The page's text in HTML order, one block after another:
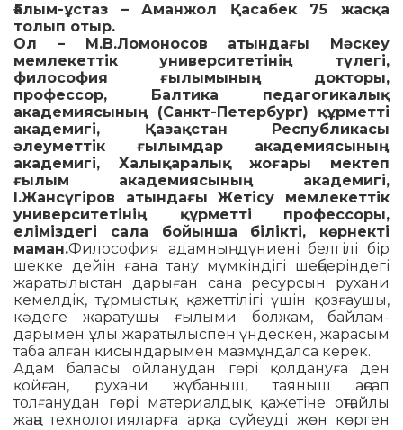
Ғалым-ұстаз – Аманжол Қасабек 75 жасқа
толып отыр.
Ол – М.В.Ломоносов атындағы Мәскеу
мемлекеттік университетінің түлегі,
философия ғылымының докторы,
профессор, Балтика педагогикалық
академиясының (Санкт-Петербург) құрметті
академигі, Қазақстан Республикасы
әлеуметтік ғылымдар академиясының
академигі, Халықаралық жоғары мектеп
ғылым академиясының академигі,
І.Жансүгіров атындағы Жетісу мемлекеттік
университетінің құрметті профессоры,
еліміздегі сала бойынша білікті, көрнекті
маман.Философия адамның дүниені бел­гілі бір
шекке дейін ғана тану мүм­­кіндігі шеңберіндегі
жара­ты­лыс­тан дарыған сана ресурсын ру­хани
кемелдік, тұрмыстық қа­жеттілігі үшін қозғаушы,
кәдеге жа­ратушы ғылыми болжам, бай­лам­
дарымен ұлы жаратылыспен үн­дескен, жарасым
таба алған қи­сындарымен мазмұндалса ке­рек.
Адам баласы ойланудан гөрі қол­дануға ден
қойған, рухани жұ­баныш, таяныш аңсап
толғанудан гөрі материалдық қажетіне оңтай­лы
жаңа технологияларға арқа сүйеуді жөн көрген